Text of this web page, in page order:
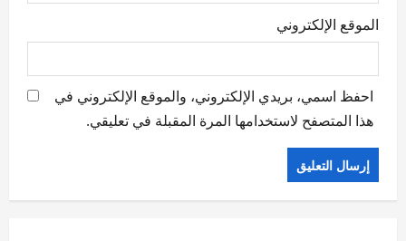
الموقع الإلكتروني
احفظ اسمي، بريدي الإلكتروني، والموقع الإلكتروني في
هذا المتصفح لاستخدامها المرة المقبلة في تعليقي.